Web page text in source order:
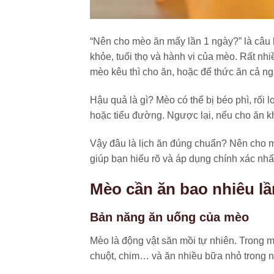
“Nên cho mèo ăn mấy lần 1 ngày?” là
khỏe, tuổi thọ và hành vi của mèo. Rất
mèo kêu thì cho ăn, hoặc để thức ăn cả
Hậu quả là gì? Mèo có thể bị béo phì, rối
hoặc tiểu đường. Ngược lại, nếu cho ăn
Vậy đâu là lịch ăn đúng chuẩn? Nên cho
giúp bạn hiểu rõ và áp dụng chính xác
Mèo cần ăn bao nhiêu
Bản năng ăn uống của mèo
Mèo là động vật săn mồi tự nhiên. Trong
chuột, chim… và ăn nhiều bữa nhỏ trong